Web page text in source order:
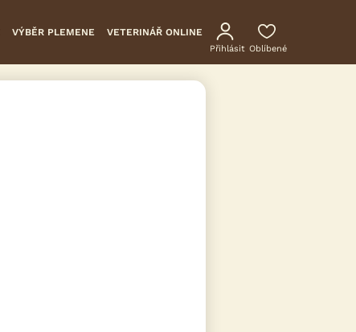
VÝBĚR PLEMENE VETERINÁŘ ONLINE
Přihlásit Oblíbené